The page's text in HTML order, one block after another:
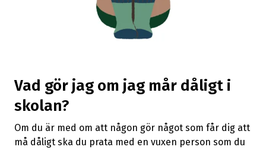
Vad gör jag om jag mår dåligt i
skolan?
Om du är med om att någon gör något som får dig att
må dåligt ska du prata med en vuxen person som du